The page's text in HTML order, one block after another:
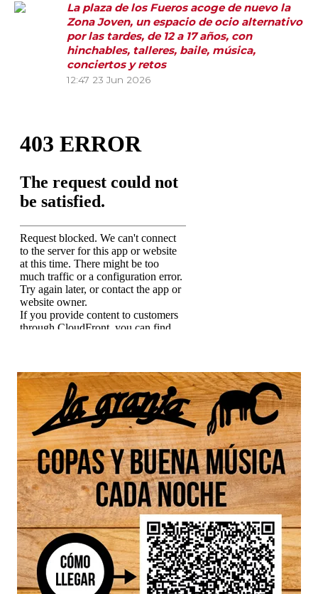
La plaza de los Fueros acoge de nuevo la
Zona Joven, un espacio de ocio alternativo
por las tardes, de 12 a 17 años, con
hinchables, talleres, baile, música,
conciertos y retos
12:47 23 Jun 2026